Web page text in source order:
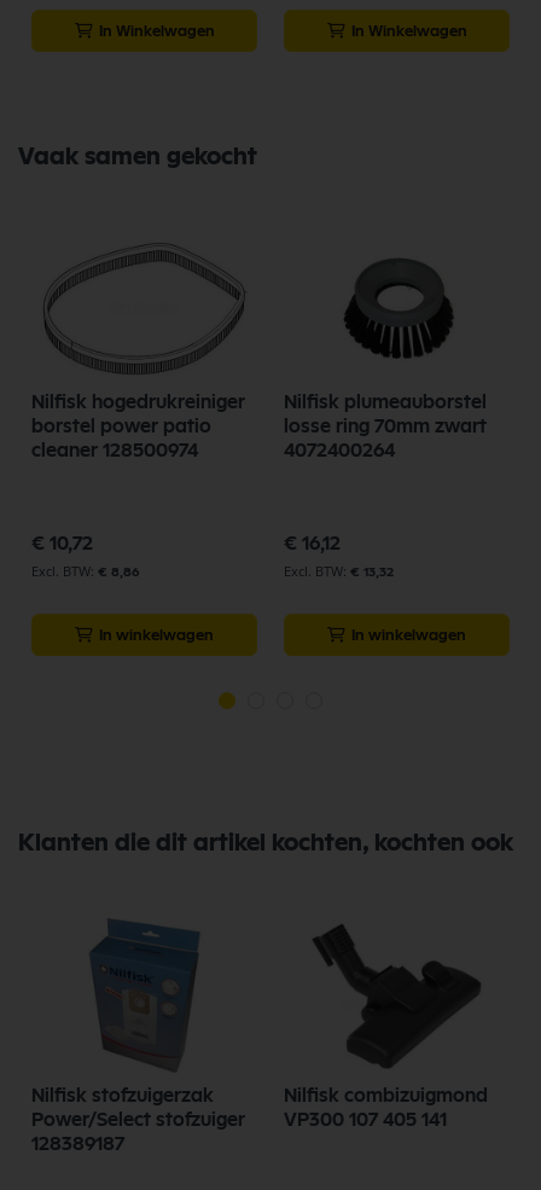
In Winkelwagen In Winkelwagen
Vaak samen gekocht
Nilfisk hogedrukreiniger
borstel power patio
cleaner 128500974
€ 10,72
€ 8,86
In winkelwagen
Nilfisk plumeauborstel
losse ring 70mm zwart
4072400264
€ 16,12
€ 13,32
In winkelwagen
Klanten die dit artikel kochten, kochten ook
Nilfisk stofzuigerzak
Power/Select stofzuiger
128389187
Nilfisk combizuigmond
VP300 107 405 141